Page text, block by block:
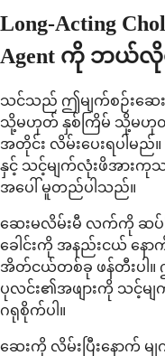
Long-Acting
Agent ကို ဘယ်
သင်သည် ဤမျက်စဉ်းဆေး
သို့မဟုတ် နှစ်ကြိမ် သို့မဟု
အတိုင်း လိမ်းပေးရပါမ
နှင့် သင့်မျက်လုံးဖိအားကုသ
အပေါ် မူတည်ပါသည်။
ဆေးမလိမ်းမီ လက်ကို ဆပ်ပြ
ခေါင်းကို အနည်းငယ် နေ
အိတ်ငယ်တစ်ခု ဖန်တီးပ
ပုလင်း၏အဖျားကို သင့်မ
ဂရုစိုက်ပါ။
ဆေးကို လိမ်းပြီးနောက် မ